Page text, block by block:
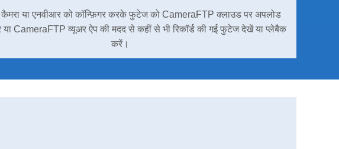
कैमरा या एनवीआर को कॉन्फ़िगर करके फुटेज को CameraFTP क्लाउड पर अपलोड
CameraFTP व्यूअर ऐप की मदद से कहीं से भी रिकॉर्ड की गई फुटेज देखें या प्लेबैक
करें।